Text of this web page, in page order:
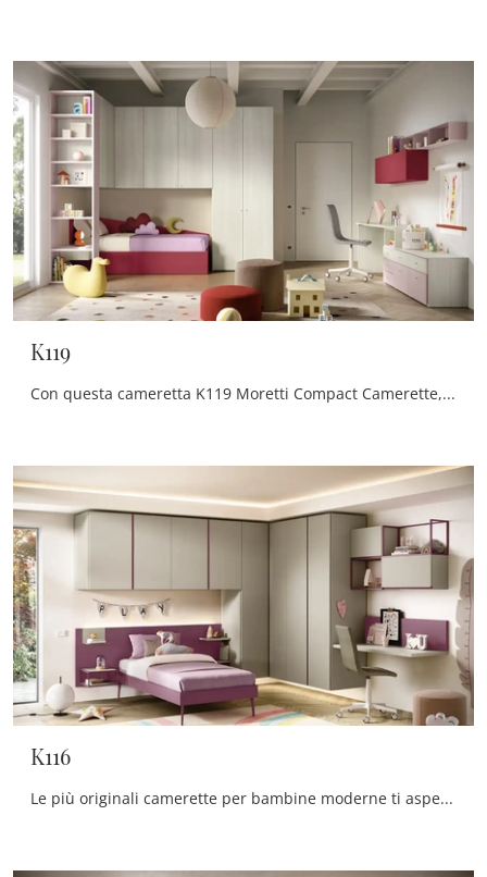
K119
Con questa cameretta K119 Moretti Compact Camerette, tra le soluzioni a ponte, potrai progettare stanze moderne per bambine.
K116
Le più originali camerette per bambine moderne ti aspettano! Scopri il modello K116 di Moretti Compact Camerette.